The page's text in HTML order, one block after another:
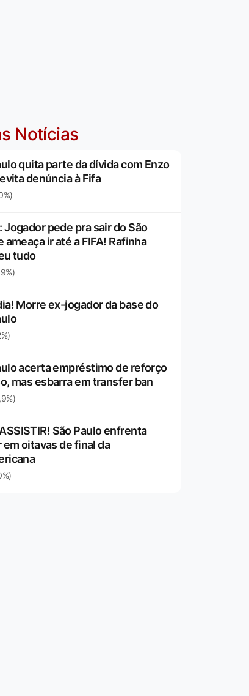
Notícias
quita parte da dívida com Enzo
denúncia à Fifa
Jogador pede pra sair do São
ameaça ir até a FIFA! Rafinha
tudo
Morre ex-jogador da base do
acerta empréstimo de reforço
mas esbarra em transfer ban
São Paulo enfrenta
em oitavas de final da